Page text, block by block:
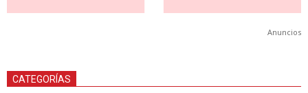
Anuncios
CATEGORÍAS